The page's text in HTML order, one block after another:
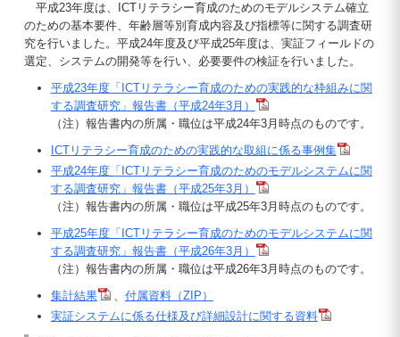
平成23年度は、ICTリテラシー育成のためのモデルシステム確立
のための基本要件、年齢層等別育成内容及び指標等に関する調査研
究を行いました。平成24年度及び平成25年度は、実証フィールドの
選定、システムの開発等を行い、必要要件の検証を行いました。
平成23年度「ICTリテラシー育成のための実践的な枠組みに関
する調査研究」報告書（平成24年3月）
（注）報告書内の所属・職位は平成24年3月時点のものです。
ICTリテラシー育成のための実践的な取組に係る事例集
平成24年度「ICTリテラシー育成のためのモデルシステムに関
する調査研究」報告書（平成25年3月）
（注）報告書内の所属・職位は平成25年3月時点のものです。
平成25年度「ICTリテラシー育成のためのモデルシステムに関
する調査研究」報告書（平成26年3月）
（注）報告書内の所属・職位は平成26年3月時点のものです。
集計結果
、 付属資料（ZIP）
実証システムに係る仕様及び詳細設計に関する資料